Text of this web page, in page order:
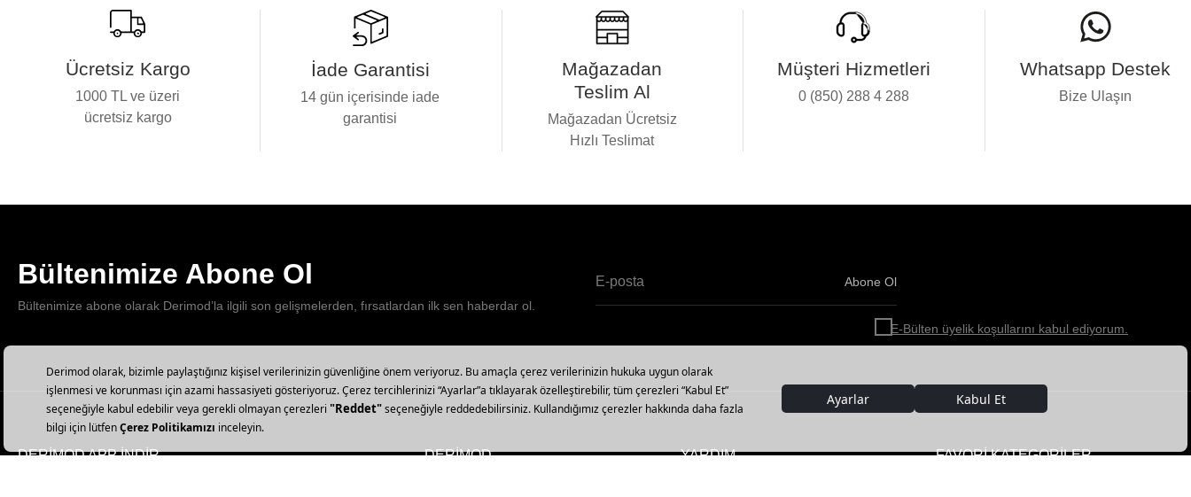
Ücretsiz Kargo
1000 TL ve üzeri
ücretsiz kargo
İade Garantisi
14 gün içerisinde iade
garantisi
Mağazadan
Teslim Al
Mağazadan Ücretsiz
Hızlı Teslimat
Müşteri Hizmetleri
0 (850) 288 4 288
Whatsapp Destek
Bize Ulaşın
Bültenimize Abone Ol
Bültenimize abone olarak Derimod’la ilgili son gelişmelerden, fırsatlardan ilk sen haberdar ol.
Haber
abone
Abone Ol
E-Bülten üyelik koşullarını kabul ediyorum.
DERİMOD APP İNDİR DERİMOD YARDIM FAVORİ KATEGORİLER